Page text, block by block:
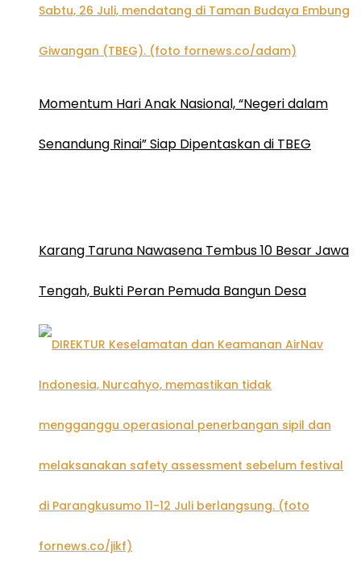
Momentum Hari Anak Nasional, “Negeri dalam
Senandung Rinai” Siap Dipentaskan di TBEG
Karang Taruna Nawasena Tembus 10 Besar Jawa
Tengah, Bukti Peran Pemuda Bangun Desa